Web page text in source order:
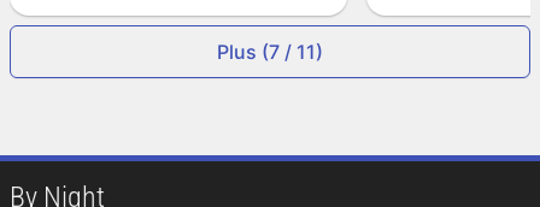
Plus (7 / 11)
By Night